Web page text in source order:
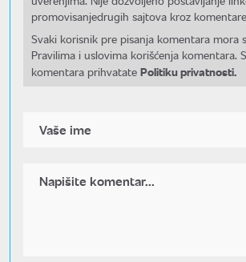
promovisanjedrugih sajtova kroz
Svaki korisnik pre pisanja komentara mora
Pravilima i uslovima korišćenja komentara.
komentara prihvatate Politiku privatnosti.